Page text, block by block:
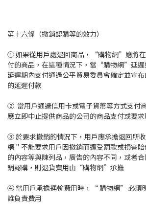
第十六條（撤銷認購等的效力）
① 如果從用戶處退回商品，“購物網”應將
付的商品，在這種情況下，當“購物網”延遲
延遲期內支付通過公平貿易委員會確定並宣
的延遲付款
② 當用戶通過信用卡或電子貨幣等方式支付
應立即中止提供商品的公司的商品支付或要求
③ 於要求撤銷的情況下，用戶應承擔退回所
網＂不能要求用戶因撤銷而遭受罰款或損害
的內容等與陳列品，廣告的內容不同，或者
銷認購，則退貨費用由“購物網”承擔
④ 當用戶承擔運輸費用時，“ 購物網” 必須
誰負責費用